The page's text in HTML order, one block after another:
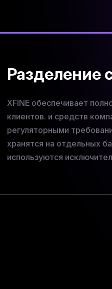
Разделение
XFINE обеспечивает
клиентов. и средств
регуляторными
хранятся на отдельных
используются